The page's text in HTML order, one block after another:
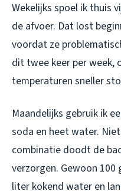
Wekelijks spoel ik thuis
de afvoer. Dat lost
voordat ze
dit twee keer per week,
temperaturen sneller
Maandelijks gebruik ik
soda en heet water.
combinatie doodt de
verzorgen. Gewoon 100
liter kokend water en